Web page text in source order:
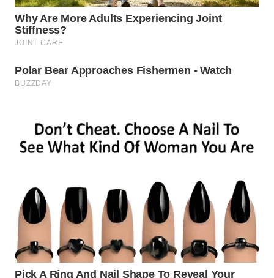
WN
TAPANULI
UTARA
WN
SAMOSIR
PADANG
LAWAS
WN
CIANJUR
WN
KEPULAUAN